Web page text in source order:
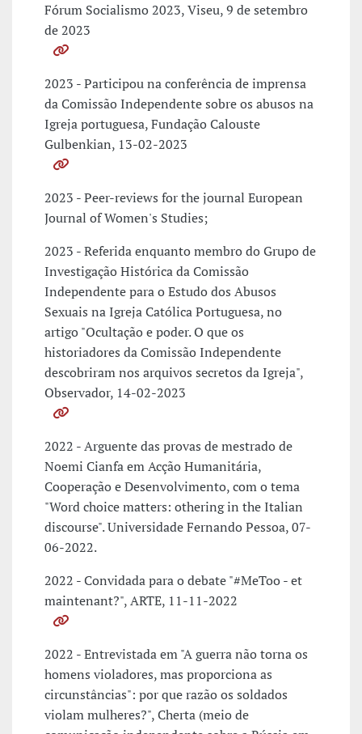
Fórum Socialismo 2023, Viseu, 9 de setembro
de 2023
2023 - Participou na conferência de imprensa
da Comissão Independente sobre os abusos na
Igreja portuguesa, Fundação Calouste
Gulbenkian, 13-02-2023
2023 - Peer-reviews for the journal European
Journal of Women's Studies;
2023 - Referida enquanto membro do Grupo de
Investigação Histórica da Comissão
Independente para o Estudo dos Abusos
Sexuais na Igreja Católica Portuguesa, no
artigo "Ocultação e poder. O que os
historiadores da Comissão Independente
descobriram nos arquivos secretos da Igreja",
Observador, 14-02-2023
2022 - Arguente das provas de mestrado de
Noemi Cianfa em Acção Humanitária,
Cooperação e Desenvolvimento, com o tema
"Word choice matters: othering in the Italian
discourse". Universidade Fernando Pessoa, 07-
06-2022.
2022 - Convidada para o debate "#MeToo - et
maintenant?", ARTE, 11-11-2022
2022 - Entrevistada em "A guerra não torna os
homens violadores, mas proporciona as
circunstâncias": por que razão os soldados
violam mulheres?", Cherta (meio de